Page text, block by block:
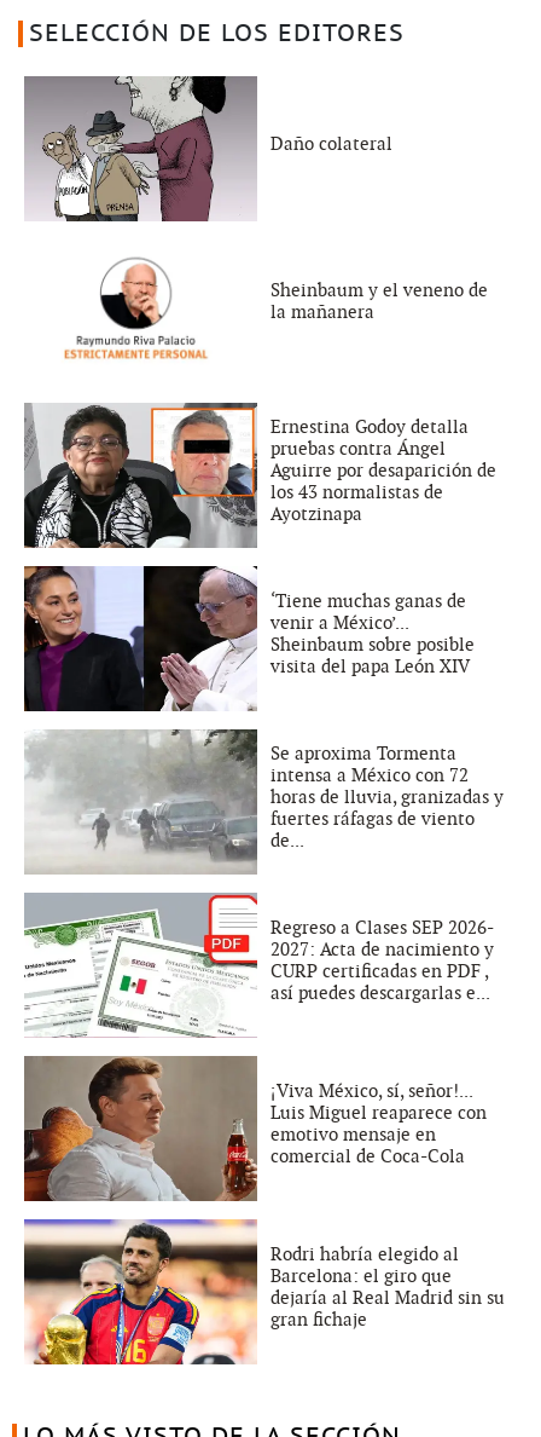
SELECCIÓN DE LOS EDITORES
Daño colateral
Sheinbaum y el veneno de
la mañanera
Ernestina Godoy detalla
pruebas contra Ángel
Aguirre por desaparición de
los 43 normalistas de
Ayotzinapa
‘Tiene muchas ganas de
venir a México’...
Sheinbaum sobre posible
visita del papa León XIV
Se aproxima Tormenta
intensa a México con 72
horas de lluvia, granizadas y
fuertes ráfagas de viento
de...
Regreso a Clases SEP 2026-
2027: Acta de nacimiento y
CURP certificadas en PDF ,
así puedes descargarlas e...
¡Viva México, sí, señor!...
Luis Miguel reaparece con
emotivo mensaje en
comercial de Coca-Cola
Rodri habría elegido al
Barcelona: el giro que
dejaría al Real Madrid sin su
gran fichaje